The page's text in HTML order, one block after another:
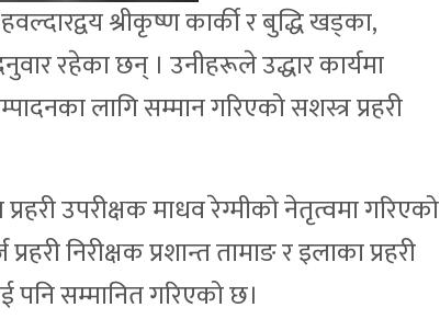
श्रीकृष्ण कार्की र बुद्धि खड्का,
रहेका छन् । उनीहरूले उद्धार कार्यमा
लागि सम्मान गरिएको सशस्त्र प्रहरी
उपरीक्षक माधव रेग्मीको नेतृत्वमा गरिएको
निरीक्षक प्रशान्त तामाङ र इलाका प्रहरी
पनि सम्मानित गरिएको छ।